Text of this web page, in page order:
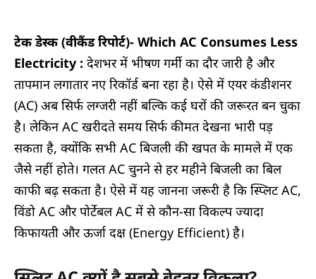
टेक डेस्क (वीकैंड रिपोर्ट)- Which AC Consumes Less
Electricity : देशभर में भीषण गर्मी का दौर जारी है और
तापमान लगातार नए रिकॉर्ड बना रहा है। ऐसे में एयर कंडीशनर
(AC) अब सिर्फ लग्जरी नहीं बल्कि कई घरों की जरूरत बन चुका
है। लेकिन AC खरीदते समय सिर्फ कीमत देखना भारी पड़
सकता है, क्योंकि सभी AC बिजली की खपत के मामले में एक
जैसे नहीं होते। गलत AC चुनने से हर महीने बिजली का बिल
काफी बढ़ सकता है। ऐसे में यह जानना जरूरी है कि स्प्लिट AC,
विंडो AC और पोर्टेबल AC में से कौन-सा विकल्प ज्यादा
किफायती और ऊर्जा दक्ष (Energy Efficient) है।